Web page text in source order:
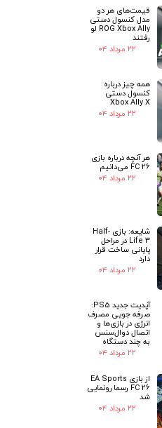
قیمت‌های هر دو
مدل کنسول دستی
ROG Xbox Ally لو
رفتند
۲۲ مرداد ۰۴
همه چیز درباره
کنسول دستی
Xbox Ally X
۲۲ مرداد ۰۴
هر آنچه درباره بازی
FC 26 می‌دانیم
۲۲ مرداد ۰۴
شایعه: بازی Half-
Life 3 در مراحل
پایانی ساخت قرار
دارد
۲۲ مرداد ۰۴
آپدیت جدید PS5:
صرفه جویی مصرف
انرژی در بازی‌ها و
اتصال دوال‌سنس
به چند دستگاه
۲۲ مرداد ۰۴
از بازی EA Sports
FC 26 رسما رونمایی
شد
۲۲ مرداد ۰۴